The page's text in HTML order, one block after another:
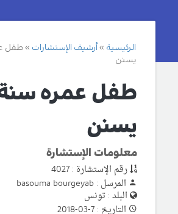
الرئيسية أرشيف الإستشارات
طفل
يسنن
طفل عمره
يسنن
معلومات الإستشارة
رقم الإستشارة : 4027
المرسل : basouma bourgeyab
البلد : تونس
التاريخ : 7-03-2018